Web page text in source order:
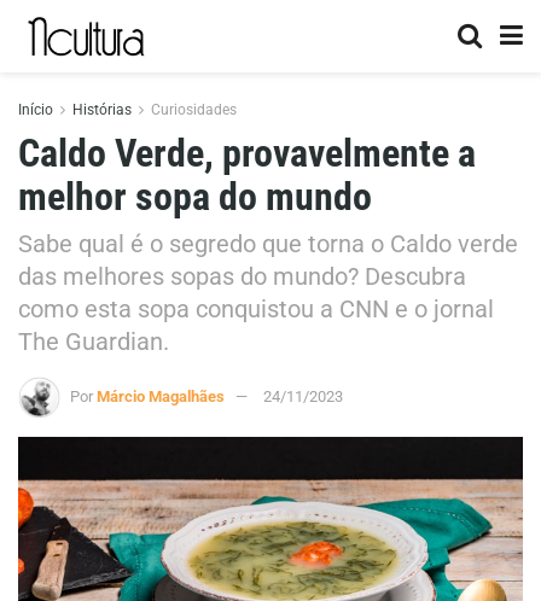
Início Histórias Curiosidades
Caldo Verde, provavelmente a
melhor sopa do mundo
Sabe qual é o segredo que torna o Caldo verde
das melhores sopas do mundo? Descubra
como esta sopa conquistou a CNN e o jornal
The Guardian.
Por Márcio Magalhães 24/11/2023